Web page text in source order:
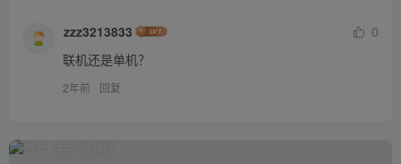
zzz3213833
0
联机还是单机？
2年前 回复